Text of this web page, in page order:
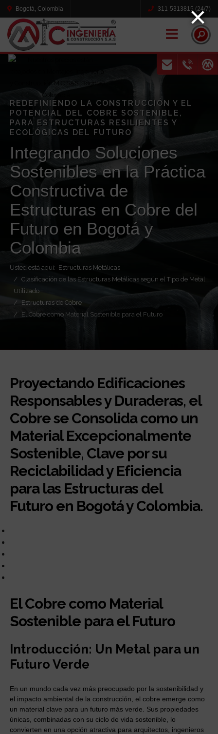
Bogotá, Colombia 311-5313815 (24/7)
REDEFINIENDO LA CONSTRUCCIÓN Y EL
POTENCIAL DEL COBRE SOSTENIBLE,
PARA ESTRUCTURAS RESILIENTES Y
ECOLÓGICAS DEL FUTURO
Integrando Soluciones
Sostenibles en la Práctica
Constructiva de
Estructuras en Cobre del
Futuro en Bogotá y
Colombia
Usted está aquí: Estructuras Metálicas
Clasificación de las Estructuras Metálicas según el Tipo de Metal
Utilizado
Estructuras de Cobre
El Cobre como Material Sostenible para el Futuro
Proyectando Edificaciones
Responsables y Duraderas, el
Cobre se Consolida como un
Material Excepcionalmente
Sostenible, Clave por su
Reciclabilidad y Eficiencia
para las Estructuras del
Futuro en Bogotá y Colombia.
El Cobre como Material
Sostenible para el Futuro
Introducción: Un Metal para un
Futuro Verde
En un mundo cada vez más preocupado por la sostenibilidad y
el impacto ambiental de la construcción, el cobre emerge como
un material clave para un futuro más verde. Sus propiedades
únicas, combinadas con su ciclo de vida sostenible, lo
convierten en una opción atractiva para arquitectos, ingenieros
×